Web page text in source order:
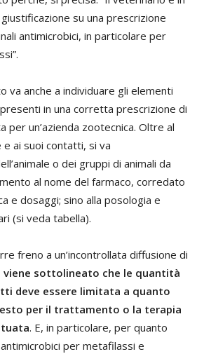
su una prescrizione
antimicrobici, in particolare per
va anche a individuare gli elementi
in una corretta prescrizione di
per un’azienda zootecnica. Oltre al
e ai suoi contatti, si va
o dei gruppi di animali da
al nome del farmaco, corredato
e dosaggi; sino alla posologia e
(si veda tabella).
freno a un’incontrollata diffusione di
viene sottolineato che le quantità
deve essere limitata a quanto
per il trattamento o la terapia
. E, in particolare, per quanto
per metafilassi e